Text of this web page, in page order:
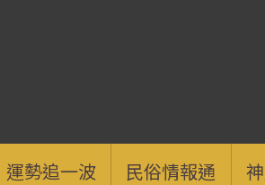
運勢追一波 民俗情報通